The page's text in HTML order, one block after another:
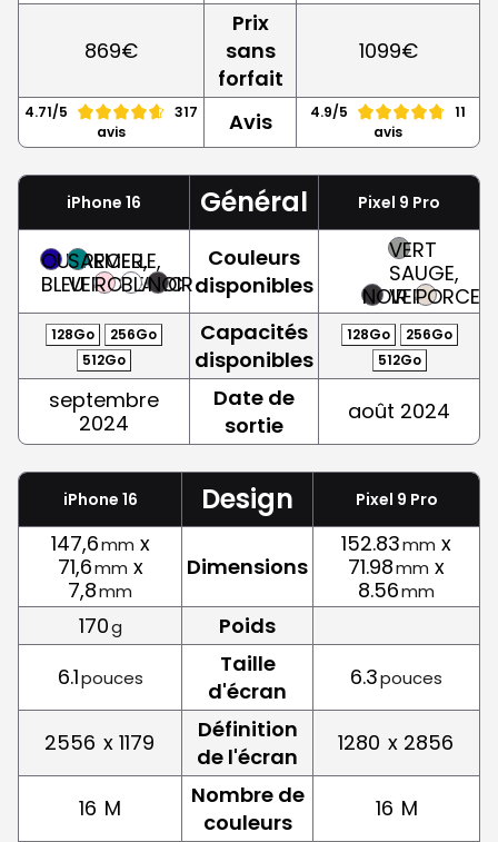
869€
Prix
sans
forfait
1099€
4.71/5
317
avis
Avis 4.9/5
11
avis
iPhone 16 Général Pixel 9 Pro
OUTREMER,
BLEU
SARCELLE,
VERTROSEBLANC
NOIR
Couleurs
disponibles
NOIR
VERT
SAUGE,
VERT
128Go
256Go
512Go
Capacités
disponibles
128Go
256Go
512Go
septembre
2024
Date de
sortie
août 2024
iPhone 16 Design Pixel 9 Pro
147,6mm x
71,6mm x
7,8mm
Dimensions
152.83mm x
71.98mm x
8.56mm
170g
Poids
6.1pouces
Taille
d'écran
6.3pouces
2556 x 1179
Définition
de l'écran
1280 x 2856
16 M
Nombre de
couleurs
16 M